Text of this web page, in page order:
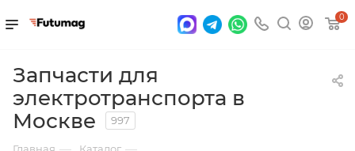
0
Запчасти для
электротранспорта в
Москве
997